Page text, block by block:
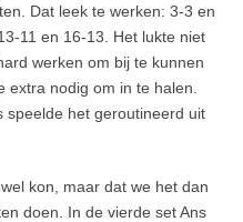
Dat leek te werken: 3-3 en
11 en 16-13. Het lukte niet
werken om bij te kunnen
extra nodig om in te halen.
speelde het geroutineerd uit
kon, maar dat we het dan
doen. In de vierde set Ans